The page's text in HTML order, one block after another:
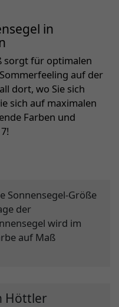
in
sorgt für optimalen
auf der
dort, wo Sie sich
sich auf maximalen
Farben und
Sonnensegel-Größe
der
wird im
auf Maß
Höttler